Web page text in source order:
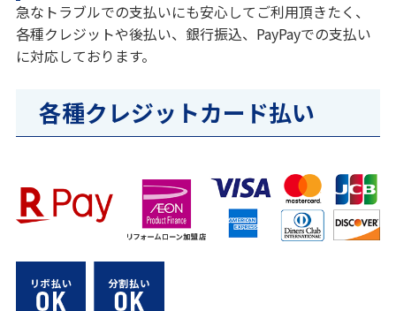
急なトラブルでの支払いにも安心してご利用頂きたく、
各種クレジットや後払い、銀行振込、PayPayでの支払い
に対応しております。
各種クレジットカード払い